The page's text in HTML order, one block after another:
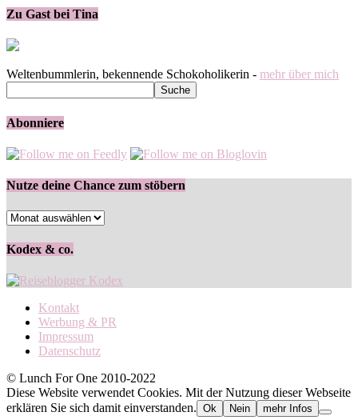
Zu Gast bei Tina
Weltenbummlerin, bekennende Schokoholikerin - mehr über mich
Abonniere
Nutze deine Chance zum stöbern
Nutze
Chance
zum
stöbern
Kodex & co.
Kontakt
Werbung & PR
Impressum
Datenschutz
© Lunch For One 2010-2022
Diese Website verwendet Cookies. Mit der Nutzung dieser Webseite
erklären Sie sich damit einverstanden. Ok Nein mehr Infos